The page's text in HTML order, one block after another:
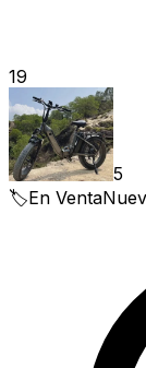
19
5
🏷️En Venta